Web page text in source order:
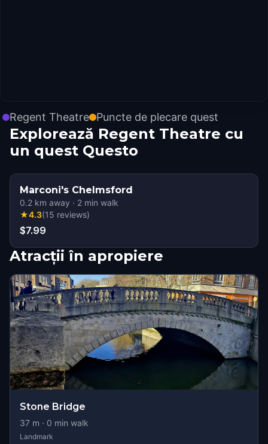
Regent Theatre Puncte de plecare quest
Explorează Regent Theatre cu
un quest Questo
Marconi's Chelmsford
0.2 km away · 2 min walk
★4.3(15 reviews)
$7.99
Atracții în apropiere
Stone Bridge
37 m · 0 min walk
Landmark